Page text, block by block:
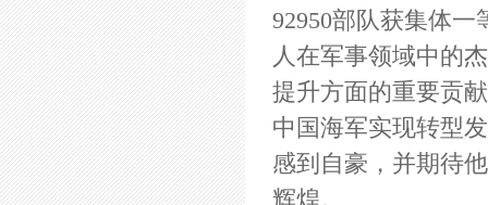
92950部队获集体
人在军事领域中的
提升方面的重要贡
中国海军实现转型
感到自豪，并期待
辉煌。